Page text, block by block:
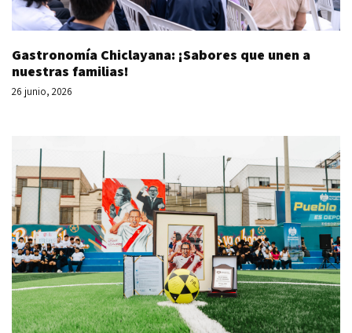
Gastronomía Chiclayana: ¡Sabores que unen a
nuestras familias!
26 junio, 2026